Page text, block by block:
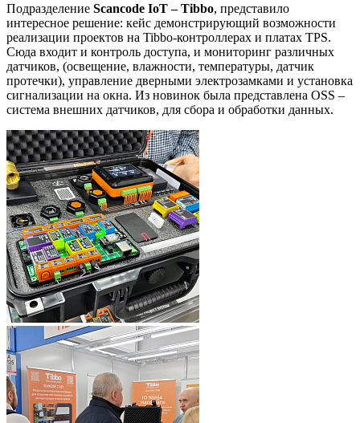
Подразделение Scancode IoT–Tibbo, представило
интересное решение: кейс демонстрирующий возможности
реализации проектов на Tibbo-контроллерах и платах TPS.
Сюда входит и контроль доступа, и мониторинг различных
датчиков, (освещение, влажности, температуры, датчик
протечки), управление дверными электрозамками и установка
сигнализации на окна. Из новинок была представлена OSS –
система внешних датчиков, для сбора и обработки данных.